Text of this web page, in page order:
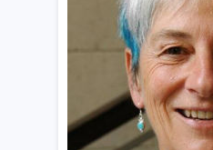
مجموعه بسته به مقطع
خواهد بود. به طور کلی،
دوره‌ها هستند و شهریه